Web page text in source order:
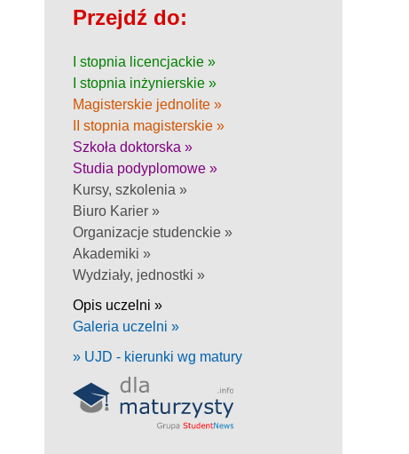
Przejdź do:
I stopnia licencjackie »
I stopnia inżynierskie »
Magisterskie jednolite »
II stopnia magisterskie »
Szkoła doktorska »
Studia podyplomowe »
Kursy, szkolenia »
Biuro Karier »
Organizacje studenckie »
Akademiki »
Wydziały, jednostki »
Opis uczelni »
Galeria uczelni »
» UJD - kierunki wg matury